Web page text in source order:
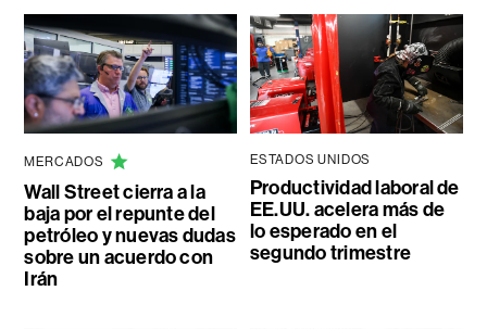
MERCADOS
Wall Street cierra a la
baja por el repunte del
petróleo y nuevas dudas
sobre un acuerdo con
Irán
ESTADOS UNIDOS
Productividad laboral de
EE.UU. acelera más de
lo esperado en el
segundo trimestre